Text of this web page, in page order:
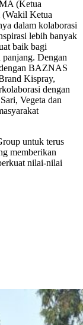
(Ketua
Ketua
dalam kolaborasi
lebih banyak
baik bagi
panjang. Dengan
BAZNAS
Kispray,
dengan
Vegeta dan
untuk terus
memberikan
nilai-nilai